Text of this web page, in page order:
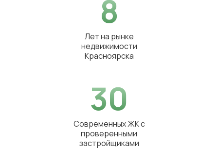
8
Лет на рынке
недвижимости
Красноярска
30
Современных ЖК с
проверенными
застройщиками